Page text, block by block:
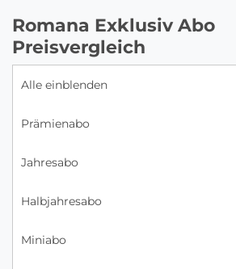
Romana Exklusiv Abo
Preisvergleich
Alle einblenden
Prämienabo
Jahresabo
Halbjahresabo
Miniabo